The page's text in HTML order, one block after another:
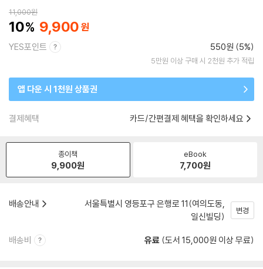
11,000원
10 9,900
YES포인트 550원 (5%)
5만원 이상 구매 시 2천원 추가 적립
앱 다운 시 1천원 상품권
결제혜택 카드/간편결제 혜택을 확인하세요
종이책
9,900원
eBook
7,700원
배송안내
서울특별시 영등포구 은행로 11(여의도동,
일신빌딩)
변경
배송비 유료 (도서 15,000원 이상 무료)